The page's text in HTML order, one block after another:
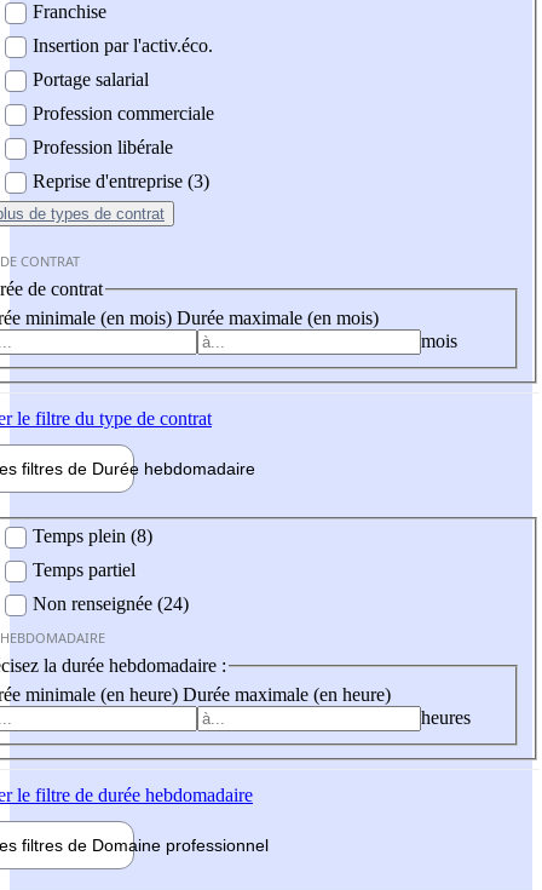
Franchise
Insertion par l'activ.éco.
Portage salarial
Profession commerciale
Profession libérale
Reprise d'entreprise (3)
de types de contrat
CONTRAT
de contrat
minimale (en mois) Durée maximale (en mois)
mois
le filtre du type de contrat
filtres de Durée hebdomadaire
Temps plein (8)
Temps partiel
Non renseignée (24)
la durée hebdomadaire :
minimale (en heure) Durée maximale (en heure)
heures
le filtre de durée hebdomadaire
filtres de Domaine professionnel